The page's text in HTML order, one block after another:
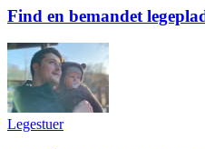
Find en bemandet
Legestuer